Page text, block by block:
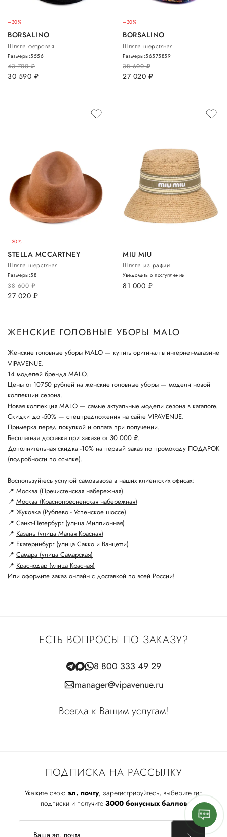
–30%
BORSALINO
Шляпа фетровая
43 700руб.
30 590 руб.
Размеры:5556
–30%
BORSALINO
Шляпа шерстяная
38 600руб.
27 020 руб.
Размеры:56575859
–30%
STELLA MCCARTNEY
Шляпа шерстяная
38 600руб.
27 020 руб.
Размеры:58
MIU MIU
Шляпа из рафии
81 000 руб.
Уведомить о поступлении
ЖЕНСКИЕ ГОЛОВНЫЕ УБОРЫ MALO
Женские головные уборы MALO — купить оригинал в интернет-магазине
VIPAVENUE.
14 моделей бренда MALO.
Цены от 10750 рублей на женские головные уборы — модели новой
коллекции сезона.
Новая коллекция MALO — самые актуальные модели сезона в каталоге.
Скидки до -50% — спецпредложения на сайте VIPAVENUE.
Примерка перед покупкой и оплата при получении.
Бесплатная доставка при заказе от 30 000 ₽.
Дополнительная скидка -10% на первый заказ по промокоду ПОДАРОК
(подробности по ссылке).
Воспользуйтесь услугой самовывоза в наших клиентских офисах:
📍 Москва (Пречистенская набережная)
📍 Москва (Краснопресненская набережная)
📍 Жуковка (Рублево - Успенское шоссе)
📍 Санкт-Петербург (улица Миллионная)
📍 Казань (улица Малая Красная)
📍 Екатеринбург (улица Сакко и Ванцетти)
📍 Самара (улица Самарская)
📍 Краснодар (улица Красная)
Или оформите заказ онлайн с доставкой по всей России!
ПОДПИСКА НА РАССЫЛКУ
Укажите свою эл. почту, зарегистрируйтесь, выберите тип
подписки и получите 3000 бонусных баллов
ЕСТЬ ВОПРОСЫ ПО ЗАКАЗУ?
8 800 333 49 29
manager@vipavenue.ru
Всегда к Вашим услугам!